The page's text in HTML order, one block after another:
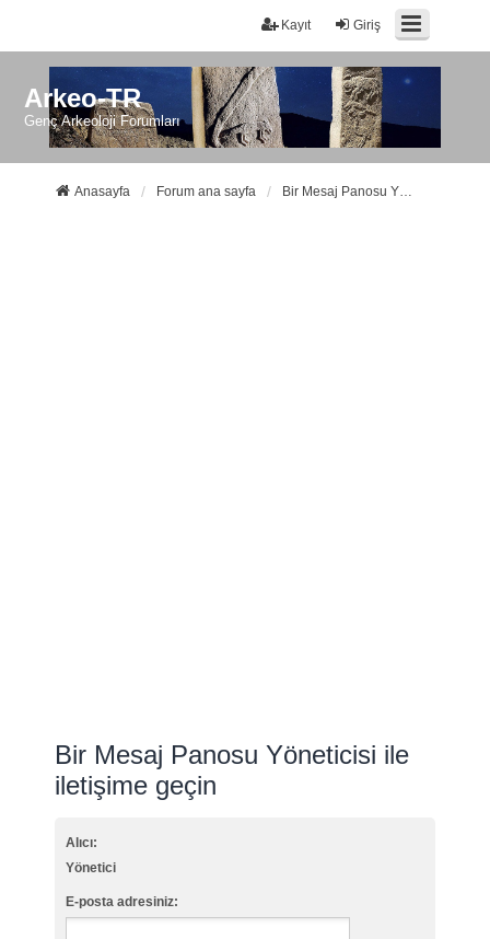
Giriş
Kayıt
Arkeo-TR
Genç Arkeoloji Forumları
Anasayfa Forum ana sayfa Bir Mesaj Panosu Yöneticisi ile iletişime geçin
Bir Mesaj Panosu Yöneticisi ile
iletişime geçin
Alıcı:
Yönetici
E-posta adresiniz: